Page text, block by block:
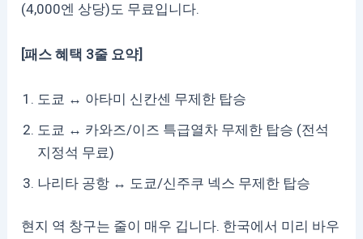
(4,000엔 상당)도 무료입니다.
[패스 혜택 3줄 요약]
도쿄 ↔ 아타미 신칸센 무제한 탑승
도쿄 ↔ 카와즈/이즈 특급열차 무제한 탑승 (전석
지정석 무료)
나리타 공항 ↔ 도쿄/신주쿠 넥스 무제한 탑승
현지 역 창구는 줄이 매우 깁니다. 한국에서 미리 바우